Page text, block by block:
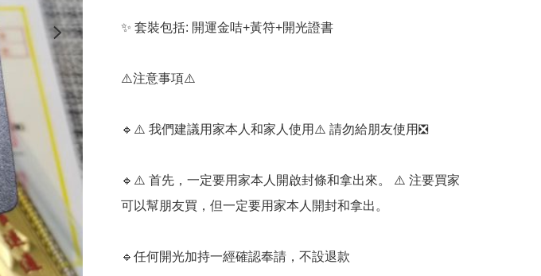
✨️ 套裝包括: 開運金咭+黃符+開光證書
⚠️注意事項⚠️
🔹️⚠️ 我們建議用家本人和家人使用⚠️ 請勿給朋友使用❎️
🔹️⚠️ 首先，一定要用家本人開啟封條和拿出來。 ⚠️ 注要買家
可以幫朋友買，但一定要用家本人開封和拿出。
🔹️任何開光加持一經確認奉請，不設退款